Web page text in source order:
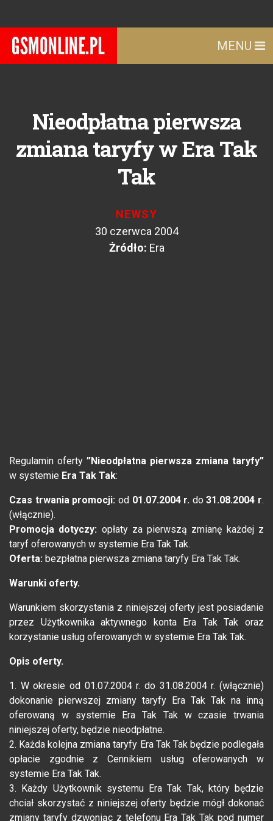
MENU
Nieodpłatna pierwsza
zmiana taryfy w Era Tak
Tak
NEWSY
30 czerwca 2004
Żródło: Era
Regulamin oferty ”Nieodpłatna pierwsza zmiana taryfy”
w systemie Era Tak Tak:
Czas trwania promocji: od 01.07.2004 r. do31.08.2004 r.
(włącznie).
Promocja dotyczy: opłaty za pierwszą zmianę każdej z
taryf oferowanych w systemie Era Tak Tak.
Oferta: bezpłatna pierwsza zmiana taryfy Era Tak Tak.
Warunki oferty.
Warunkiem skorzystania z niniejszej oferty jest posiadanie
przez Użytkownika aktywnego konta Era Tak Tak oraz
korzystanie usług oferowanych w systemie Era Tak Tak.
Opis oferty.
1. W okresie od 01.07.2004 r. do 31.08.2004 r. (włącznie)
dokonanie pierwszej zmiany taryfy Era Tak Tak na inną
oferowaną w systemie Era Tak Tak w czasie trwania
niniejszej oferty, będzie nieodpłatne.
2. Każda kolejna zmiana taryfy Era Tak Tak będzie podlegała
opłacie zgodnie z Cennikiem usług oferowanych w
systemie Era Tak Tak.
3. Każdy Użytkownik systemu Era Tak Tak, który będzie
chciał skorzystać z niniejszej oferty będzie mógł dokonać
zmiany taryfy dzwoniąc z telefonu Era Tak Tak pod numer